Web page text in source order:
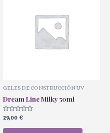
GELES DE CONSTRUCCIÓN UV
Dream Line Milky 50ml
Valorado
con
0
29,00 €